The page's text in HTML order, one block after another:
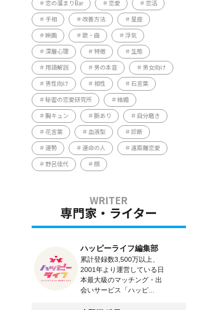
恋の溜まりBar 恋愛 恋活
手相 改善方法 星座
映画 歌・曲 浮気
深層心理 特徴 生態
用語解説 男の本音 男女向け
男性向け 相性 石言葉
秘密の恋愛研究所 結婚
胸キュン 脈あり 自分磨き
花言葉 血液型 診断
運勢 運命の人 遠距離恋愛
野呂佳代 顔
専門家・ライター
ハッピーライフ編集部
累計登録数3,500万以上、
2001年より運営している日
本最大級のマッチング・出
会いサービス「ハッピ...